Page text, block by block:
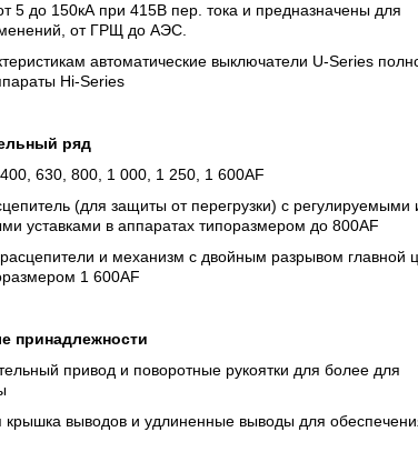
5 до 150кА при 415В пер. тока и предназначены для
от ГРЩ до АЭС.
автоматические выключатели U-Series
Hi-Series
ряд
630, 800, 1 000, 1 250, 1 600AF
(для защиты от перегрузки) с регулируемыми
уставками в аппаратах типоразмером до 800AF
и механизм с двойным разрывом главной
1 600AF
принадлежности
привод и поворотные рукоятки для более для
выводов и удлиненные выводы для